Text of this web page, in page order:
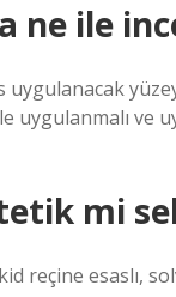
ne ile
uygulanacak
uygulanmalı ve
mi
reçine esaslı,